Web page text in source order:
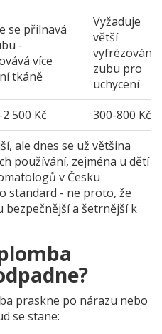
se přilnavá
-
více
tkáně
Vyžaduje
větší
vyfrézování
zubu pro
uchycení
500 Kč
300-800 Kč
ale dnes se už většina
používání, zejména u dětí
v Česku
standard - ne proto, že
bezpečnější a šetrnější k
praskne po nárazu nebo
se stane: